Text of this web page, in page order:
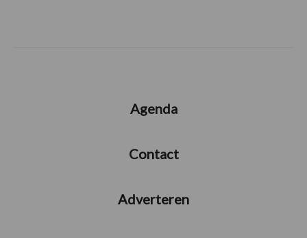
Agenda
Contact
Adverteren